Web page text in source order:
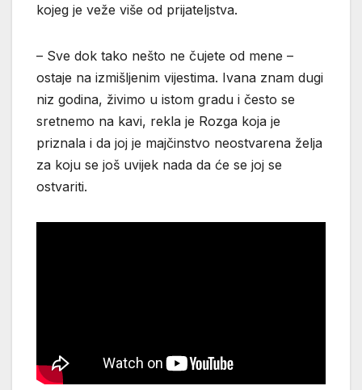
kojeg je veže više od prijateljstva.
– Sve dok tako nešto ne čujete od mene –
ostaje na izmišljenim vijestima. Ivana znam dugi
niz godina, živimo u istom gradu i često se
sretnemo na kavi, rekla je Rozga koja je
priznala i da joj je majčinstvo neostvarena želja
za koju se još uvijek nada da će se joj se
ostvariti.